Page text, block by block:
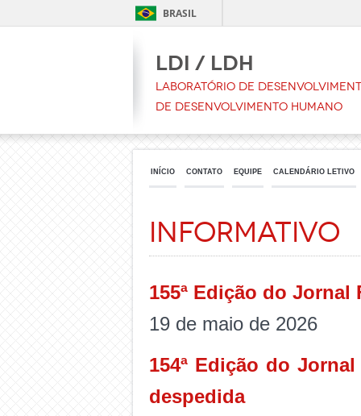
BRASIL
LDI / LDH
Laboratório de
de Desenvolvimento Humano
INÍCIO CONTATO EQUIPE CALENDÁRIO LETIVO
Informativo
155ª Edição do
19 de maio de 2026
154ª Edição do
despedida